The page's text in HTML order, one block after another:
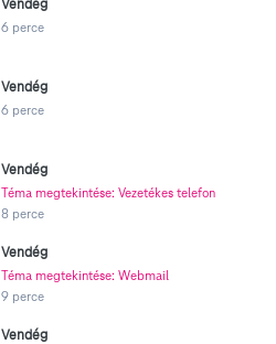
Vendég
6 perce
Vendég
6 perce
Vendég
Téma megtekintése: Vezetékes telefon
8 perce
Vendég
Téma megtekintése: Webmail
9 perce
Vendég